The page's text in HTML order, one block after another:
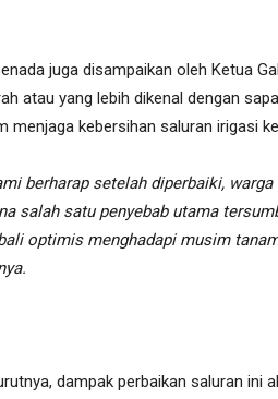
juga disampaikan oleh Ketua
atau yang lebih dikenal dengan
menjaga kebersihan saluran irigasi
berharap setelah diperbaiki,
salah satu penyebab utama
optimis menghadapi musim
dampak perbaikan saluran ini